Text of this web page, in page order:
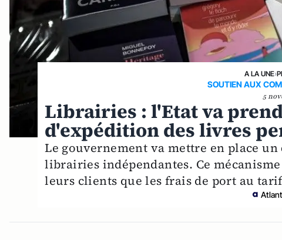
A LA UNE›
SOUTIEN AUX
5
Librairies : l'Etat va
d'expédition des livres
Le gouvernement va mettre en place
librairies indépendantes. Ce
leurs clients que les frais de port au